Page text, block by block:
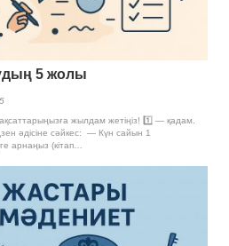
5 жолы
жылдам жетіңіз! 1️⃣ — қадам.
әдісіне сәйкес: — Күн сайын 1
арнаңыз (кітап…